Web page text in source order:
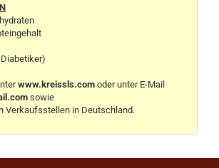
Diabetiker)
www.kreissls.com oder unter E-Mail
sowie
Verkaufsstellen in Deutschland.